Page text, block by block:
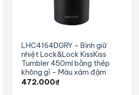
LHC4164DGRY – Bình giữ
nhiệt Lock&Lock KissKiss
Tumbler 450ml bằng thép
không gỉ – Màu xám đậm
472.000₫